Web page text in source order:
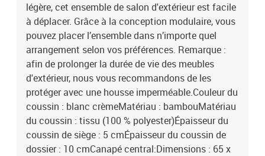
légère, cet ensemble de salon d'extérieur est facile
à déplacer. Grâce à la conception modulaire, vous
pouvez placer l’ensemble dans n’importe quel
arrangement selon vos préférences. Remarque :
afin de prolonger la durée de vie des meubles
d'extérieur, nous vous recommandons de les
protéger avec une housse imperméable.Couleur du
coussin : blanc crèmeMatériau : bambouMatériau
du coussin : tissu (100 % polyester)Épaisseur du
coussin de siège : 5 cmÉpaisseur du coussin de
dossier : 10 cmCanapé central:Dimensions : 65 x